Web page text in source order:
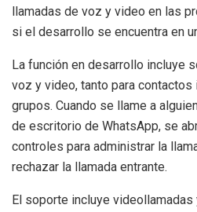
llamadas de voz y video en las
si el desarrollo se encuentra en
La función en desarrollo incluye
voz y video, tanto para
grupos. Cuando se llame a
de escritorio de WhatsApp, se
controles para administrar la
rechazar la llamada entrante.
El soporte incluye videollamadas